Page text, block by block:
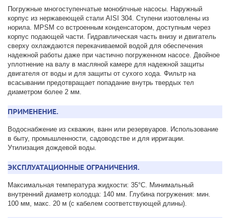
Погружные многоступенчатые моноблчные насосы. Наружный
корпус из нержавеющей стали AISI 304. Ступени изотовлены из
норила. MPSM со встроенным конденсатором, доступным через
корпус подающей части. Гидравлическая часть внизу и двигатель
сверху охлаждаются перекачиваемой водой для обеспечения
надежной работы даже при частично погруженном насосе. Двойное
уплотнение на валу в масляной камере для надежной защиты
двигателя от воды и для защиты от сухого хода. Фильтр на
всасывании предотвращает попадание внутрь твердых тел
диаметром более 2 мм.
ПРИМЕНЕНИЕ.
Водоснабжение из скважин, ванн или резервуаров. Использование
в быту, промышленности, садоводстве и для ирригации.
Утилизация дождевой воды.
ЭКСПЛУАТАЦИОННЫЕ ОГРАНИЧЕНИЯ.
Максимальная температура жидкости: 35°C. Минимальный
внутренний диаметр колодца: 140 мм. Глубина погружения: мин.
100 мм, макс. 20 м (с кабелем соответствующей длины).